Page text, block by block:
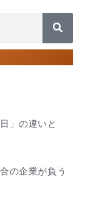
」の違いと
の企業が負う